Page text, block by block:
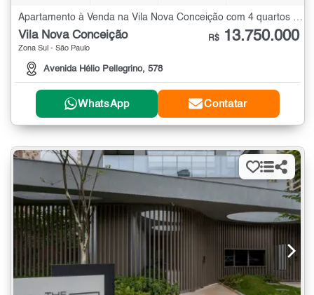
Apartamento à Venda na Vila Nova Conceição com 4 quartos - 358 m²
Vila Nova Conceição
Zona Sul - São Paulo
Avenida Hélio Pellegrino, 578
R$ 13.750.000
WhatsApp Contatar